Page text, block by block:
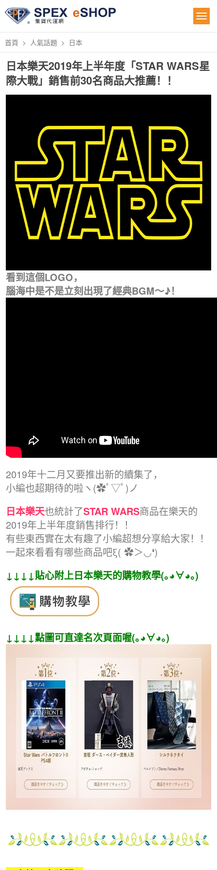
首頁 人氣話題 日本
日本樂天2019年上半年度「STAR WARS星
際大戰」銷售前30名商品大推薦！！
看到這個LOGO，
腦海中是不是立刻出現了經典BGM～♪！
2019年十二月又要推出新的續集了，
小編也超期待的啦ヽ(✿ﾟ▽ﾟ)ノ
日本樂天也統計了STAR WARS商品在樂天的
2019年上半年度銷售排行！！
有些東西實在太有趣了小編超想分享給大家！！
一起來看看有哪些商品吧ξ( ✿＞◡❛)
↓↓↓↓貼心附上日本樂天的購物教學(｡◕∀◕｡)
↓↓↓↓點圖可直達名次頁面喔(｡◕∀◕｡)